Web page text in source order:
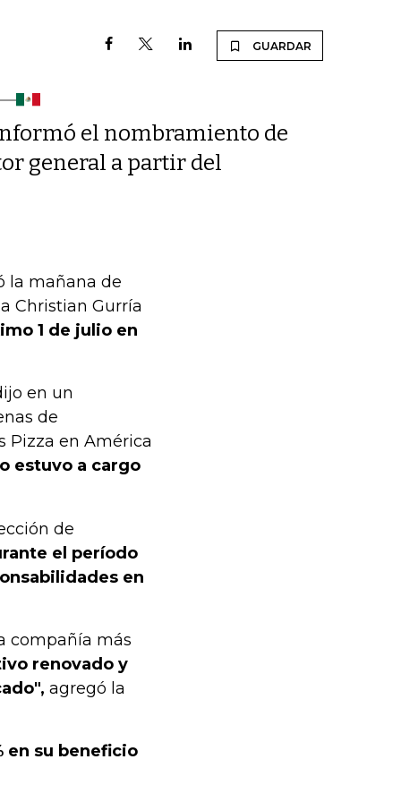
GUARDAR
el nombramiento de
general a partir del
la mañana de
Christian Gurría
1 de julio en
en un
de
Pizza en América
estuvo a cargo
de
el período
en
compañía más
renovado y
agregó la
en su beneficio